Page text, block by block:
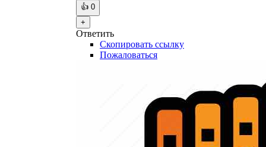
👍 0
+
Ответить
Скопировать ссылку
Пожаловаться